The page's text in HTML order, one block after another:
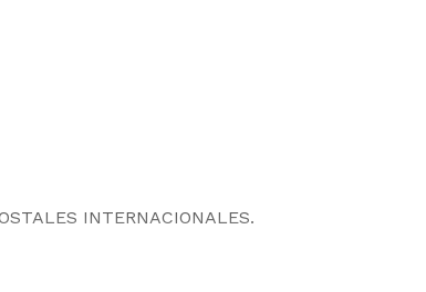
INTERNACIONALES.